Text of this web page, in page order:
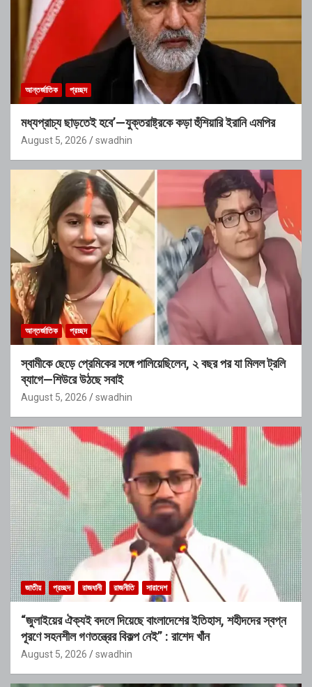
আন্তর্জাতিক প্রচ্ছদ
মধ্যপ্রাচ্য ছাড়তেই হবে’—যুক্তরাষ্ট্রকে কড়া হুঁশিয়ারি ইরানি এমপির
August 5, 2026 swadhin
আন্তর্জাতিক প্রচ্ছদ
স্বামীকে ছেড়ে প্রেমিকের সঙ্গে পালিয়েছিলেন, ২ বছর পর যা মিলল ট্রলি
ব্যাগে—শিউরে উঠছে সবাই
August 5, 2026 swadhin
জাতীয় প্রচ্ছদ রাজধানী রাজনীতি সারাদেশ
“জুলাইয়ের ঐক্যই বদলে দিয়েছে বাংলাদেশের ইতিহাস, শহীদদের স্বপ্ন
পূরণে সহনশীল গণতন্ত্রের বিকল্প নেই” : রাশেদ খাঁন
August 5, 2026 swadhin